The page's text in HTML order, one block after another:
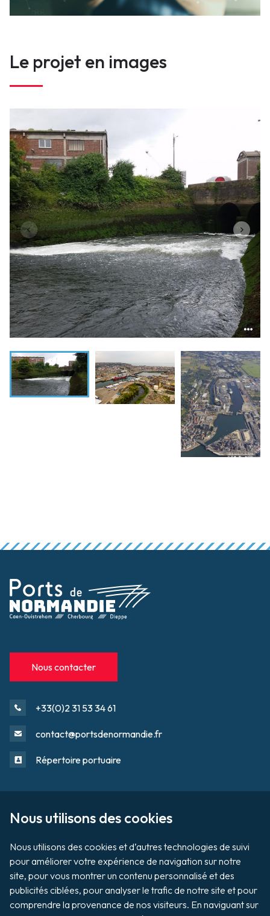
Le projet en images
Nous utilisons des cookies
Nous utilisons des cookies et d’autres technologies de suivi
pour améliorer votre expérience de navigation sur notre
site, pour vous montrer un contenu personnalisé et des
publicités ciblées, pour analyser le trafic de notre site et pour
comprendre la provenance de nos visiteurs. En naviguant sur
Nous contacter
+33(0)2 31 53 34 61
contact@portsdenormandie.fr
Répertoire portuaire
Footer
Sur le domaine portuaire
Tournage / Prises de vues
Organiser un évènement